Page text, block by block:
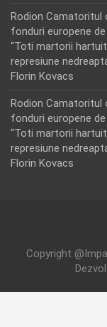
Rodion Camatoritul
fonduri europene
“Toti martorii
represiune
Florin Kovacs
Rodion Camatoritul
fonduri europene
“Toti martorii
represiune
Florin Kovacs
Copyright